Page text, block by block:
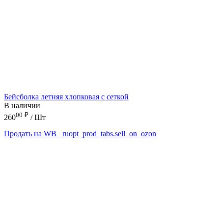
Бейсболка летняя хлопковая с сеткой
В наличии
26000 ₽ / Шт
Продать на WB
_ruopt_prod_tabs.sell_on_ozon